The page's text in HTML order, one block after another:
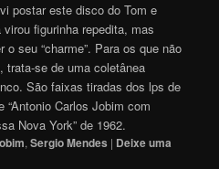
postar este disco do Tom e
figurinha repedita, mas
seu “charme”. Para os que não
trata-se de uma coletânea
São faixas tiradas dos lps de
Carlos Jobim com
Nova York” de 1962.
,Sergio Mendes | Deixe uma